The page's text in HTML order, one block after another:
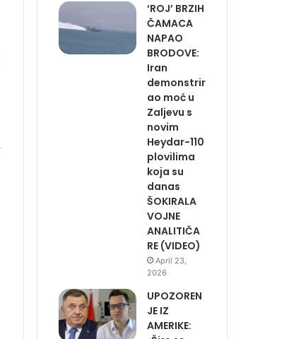
‘ROJ’ BRZIH
ČAMACA
NAPAO
BRODOVE:
Iran
demonstrir
ao moć u
Zaljevu s
novim
Heydar-110
plovilima
koja su
danas
ŠOKIRALA
VOJNE
ANALITIČA
RE (VIDEO)
April 23,
2026
UPOZOREN
JE IZ
AMERIKE: